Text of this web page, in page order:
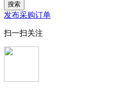
搜索
发布采购订单
扫一扫关注